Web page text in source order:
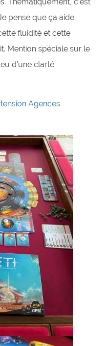
pense que ça aide
fluidité et cette
Mention spéciale sur le
d’une clarté
Agences